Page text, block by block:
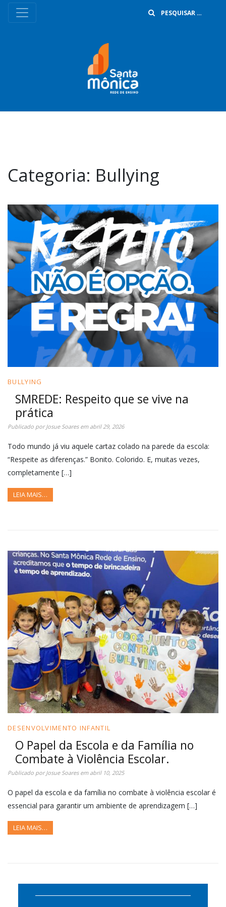
Categoria: Bullying
BULLYING
SMREDE: Respeito que se vive na
prática
Publicado porJosue Soaresem abril 29, 2026
Todo mundo já viu aquele cartaz colado na parede da escola:
“Respeite as diferenças.” Bonito. Colorido. E, muitas vezes,
completamente […]
LEIA MAIS…
DESENVOLVIMENTO INFANTIL
O Papel da Escola e da Família no
Combate à Violência Escolar.
Publicado porJosue Soaresem abril 10, 2025
O papel da escola e da família no combate à violência escolar é
essencial para garantir um ambiente de aprendizagem […]
LEIA MAIS…